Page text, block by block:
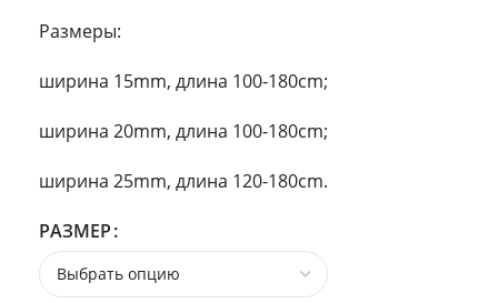
Размеры:
ширина 15mm, длина 100-180cm;
ширина 20mm, длина 100-180cm;
ширина 25mm, длина 120-180cm.
РАЗМЕР